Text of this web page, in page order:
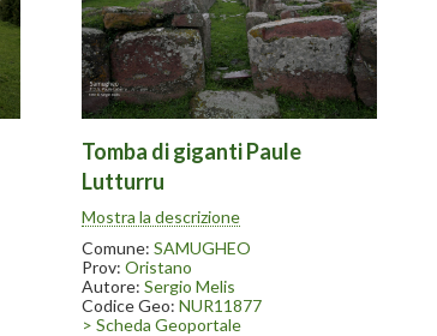
Tomba di giganti Paule
Lutturru
Scavata nel 1996-97. Nelle vicinanze
sono state ritrovate numerose statue
menhir conservate in parte presso il
museo dell’arte tessile in Samugheo
Mostra la descrizione
Comune: SAMUGHEO
Prov: Oristano
Autore: Sergio Melis
Codice Geo: NUR11877
> Scheda Geoportale